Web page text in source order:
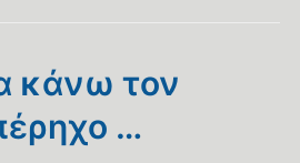
κάνω τον
…